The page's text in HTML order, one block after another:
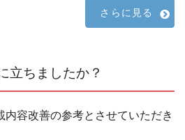
さらに見る
立ちましたか？
内容改善の参考とさせていただき